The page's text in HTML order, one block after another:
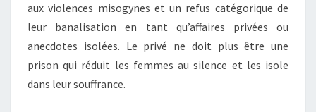
aux violences misogynes et un refus catégorique de
leur banalisation en tant qu’affaires privées ou
anecdotes isolées. Le privé ne doit plus être une
prison qui réduit les femmes au silence et les isole
dans leur souffrance.